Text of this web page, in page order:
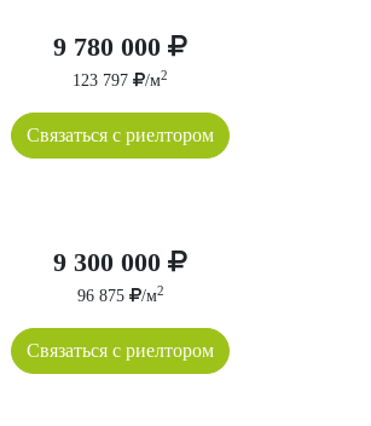
9 780 000
123 797 /м2
Связаться с риелтором
9 300 000
96 875 /м2
Связаться с риелтором